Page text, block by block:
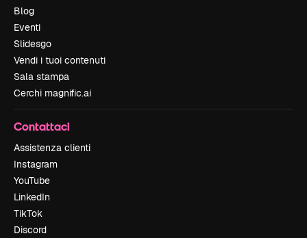
Blog
Eventi
Slidesgo
Vendi i tuoi contenuti
Sala stampa
Cerchi magnific.ai
Contattaci
Assistenza clienti
Instagram
YouTube
LinkedIn
TikTok
Discord